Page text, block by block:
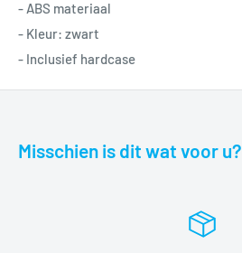
- ABS materiaal
- Kleur: zwart
- Inclusief hardcase
Misschien is dit wat voor u?